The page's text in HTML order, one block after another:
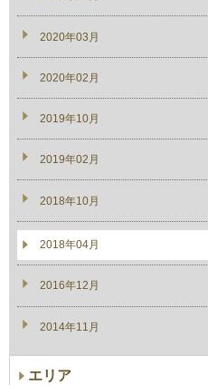
2020年03月
2020年02月
2019年10月
2019年02月
2018年10月
2018年04月
2016年12月
2014年11月
エリア